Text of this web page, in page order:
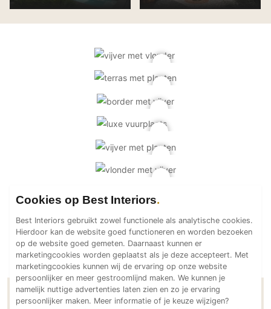
PVC vloeren
Behang / Wandtextiel
Leer
Schilderwerk
Stucwerk
Spuitwerk
Technologie
Audio/Video
Contactgegevens Fons Linders
Cookies op Best Interiors
Best Interiors gebruikt zowel functionele als analytische cookies.
Hierdoor kan de website goed functioneren en worden bezoeken
op de website goed gemeten. Daarnaast kunnen er
marketingcookies worden geplaatst als je deze accepteert. Met
marketingcookies kunnen wij de ervaring op onze website
persoonlijker en meer gestroomlijnd maken. We kunnen je
namelijk nuttige advertenties laten zien en zo je ervaring
persoonlijker maken. Meer informatie of je keuze wijzigen?